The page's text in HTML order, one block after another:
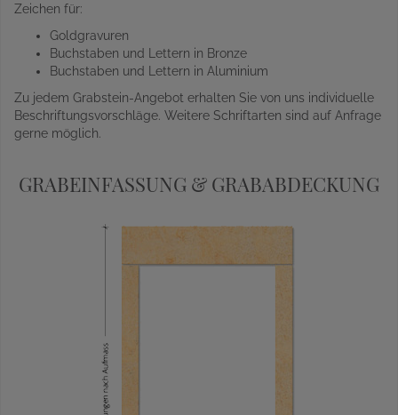
Zeichen für:
Goldgravuren
Buchstaben und Lettern in Bronze
Buchstaben und Lettern in Aluminium
Zu jedem Grabstein-Angebot erhalten Sie von uns individuelle
Beschriftungsvorschläge. Weitere Schriftarten sind auf Anfrage
gerne möglich.
GRABEINFASSUNG & GRABABDECKUNG